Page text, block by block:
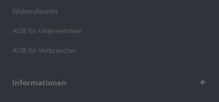
Widerrufsrecht
AGB für Unternehmen
AGB für Verbraucher
Informationen